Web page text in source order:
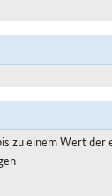
zu einem Wert